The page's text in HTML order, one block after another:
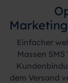
Einfacher
Massen
dem Versand